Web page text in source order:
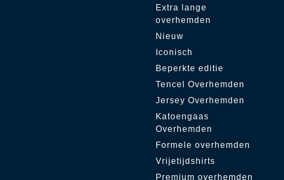
Extra lange
overhemden
Nieuw
Iconisch
Beperkte editie
Tencel Overhemden
Jersey Overhemden
Katoengaas
Overhemden
Formele overhemden
Vrijetijdshirts
Premium overhemden